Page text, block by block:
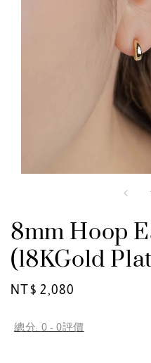
8mm Hoop
(18KGold
Regular
NT$ 2,080
總分: 0 - 0評價